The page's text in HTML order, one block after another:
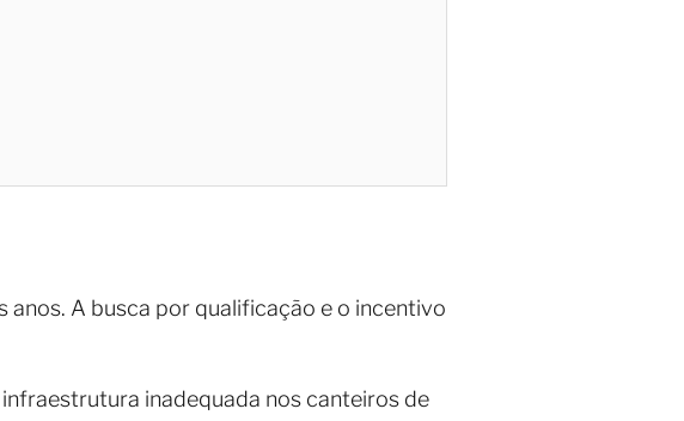
A busca por qualificação e o incentivo
inadequada nos canteiros de